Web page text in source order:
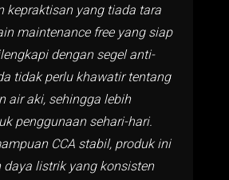
kepraktisan yang tiada tara
maintenance free yang siap
dengan segel anti-
tidak perlu khawatir tentang
air aki, sehingga lebih
penggunaan sehari-hari.
CCA stabil, produk ini
daya listrik yang konsisten